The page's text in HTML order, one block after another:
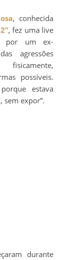
, conhecida
, fez uma live
por um ex-
agressões
possíveis.
estava
sem expor”.
durante